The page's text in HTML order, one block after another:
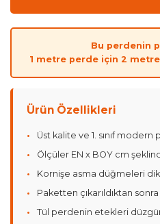
Bu perdenin
1 metre perde için 2
Ürün Özellikleri
Üst kalite ve 1. sınıf
Ölçüler EN x BOY cm
Kornişe asma düğmeleri
Paketten çıkarıldıktan
Tül perdenin etekleri